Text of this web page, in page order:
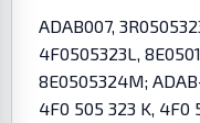
ADAB007,
4F0505323L,
8E0505324M;
4F0 505 323 K, 4F0